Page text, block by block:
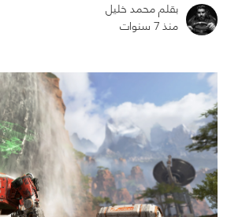
بقلم محمد خليل
منذ 7 سنوات